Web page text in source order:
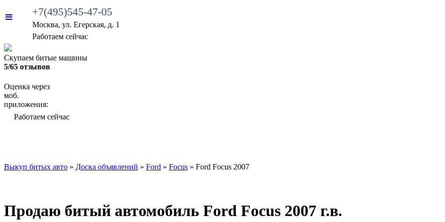
+7(495)545-47-05
Москва, ул. Егерская, д. 1
Работаем сейчас
Скупаем битые машины
5/65 отзывов
Оценка через
моб.
приложения:
Работаем сейчас
Выкуп битых авто » Доска объявлений » Ford » Focus » Ford Focus 2007
Продаю битый автомобиль Ford Focus 2007 г.в.